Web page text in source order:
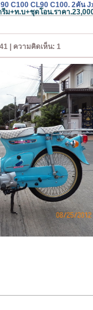
C100 CL90 C100. 2คัน
ม+ท.บ+ชุดโอน.ราคา
| ความคิดเห็น: 1